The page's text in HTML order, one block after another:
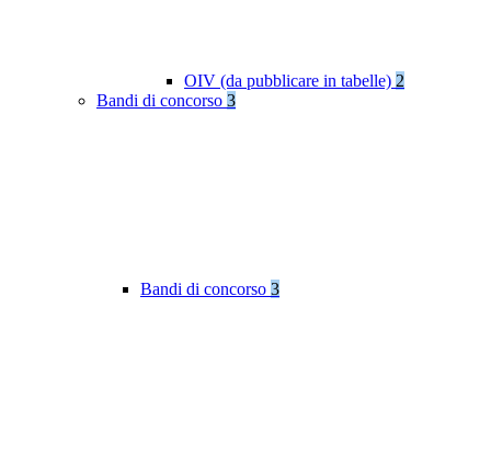
OIV (da pubblicare in tabelle) 2
Bandi di concorso 3
Bandi di concorso 3